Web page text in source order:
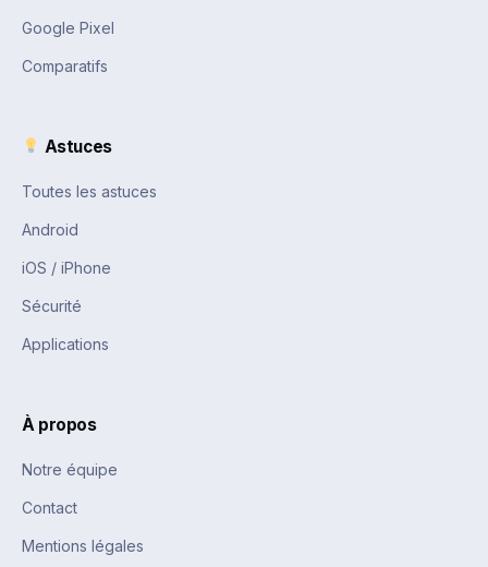
Google Pixel
Comparatifs
Astuces
Toutes les astuces
Android
iOS / iPhone
Sécurité
Applications
À propos
Notre équipe
Contact
Mentions légales